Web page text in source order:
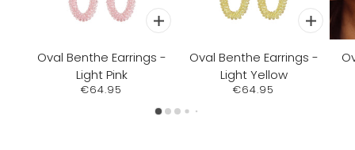
Oval Benthe Earrings -
Light Pink
€64.95
Oval Benthe Earrings -
Light Yellow
€64.95